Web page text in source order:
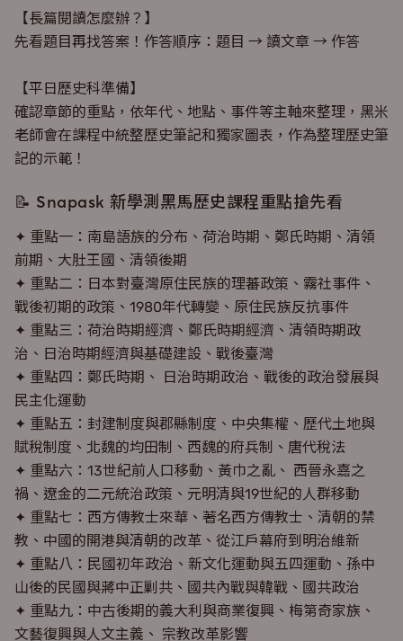
【長篇閱讀怎麼辦？】
先看題目再找答案！作答順序：題目 → 讀文章 → 作答
【平日歷史科準備】
確認章節的重點，依年代、地點、事件等主軸來整理，黑米
老師會在課程中統整歷史筆記和獨家圖表，作為整理歷史筆
記的示範！
📝 Snapask 新學測黑馬歷史課程重點搶先看
✦ 重點一：南島語族的分布、荷治時期、鄭氏時期、清領
前期、大肚王國、清領後期
✦ 重點二：日本對臺灣原住民族的理蕃政策、霧社事件、
戰後初期的政策、1980年代轉變、原住民族反抗事件
✦ 重點三：荷治時期經濟、鄭氏時期經濟、清領時期政
治、日治時期經濟與基礎建設、戰後臺灣
✦ 重點四：鄭氏時期、 日治時期政治、戰後的政治發展與
民主化運動
✦ 重點五：封建制度與郡縣制度、中央集權、歷代土地與
賦稅制度、北魏的均田制、西魏的府兵制、唐代稅法
✦ 重點六：13世紀前人口移動、黃巾之亂、 西晉永嘉之
禍、遼金的二元統治政策、元明清與19世紀的人群移動
✦ 重點七：西方傳教士來華、著名西方傳教士、清朝的禁
教、中國的開港與清朝的改革、從江戶幕府到明治維新
✦ 重點八：民國初年政治、新文化運動與五四運動、孫中
山後的民國與蔣中正剿共、國共內戰與韓戰、國共政治
✦ 重點九：中古後期的義大利與商業復興、梅第奇家族、
文藝復興與人文主義、 宗教改革影響